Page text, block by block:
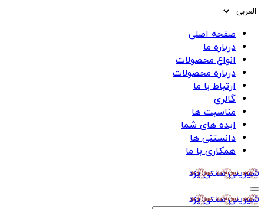
صفحه اصلی
درباره ما
انواع محصولات
درباره محصولات
ارتباط با ما
گالری
مناسبت ها
ایده های شما
دانستنی ها
همکاری با ما
شیرینی سنتی یزد
شیرینی سنتی یزد